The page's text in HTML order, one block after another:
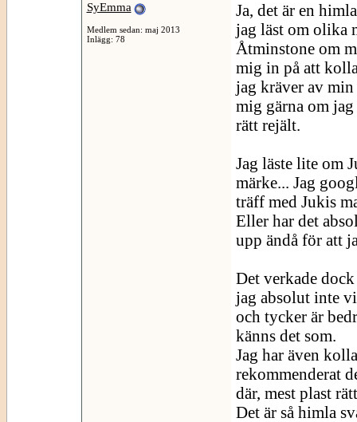
SyEmma
Medlem sedan: maj 2013
Inlägg: 78
Ja, det är en
jag läst om olika
Åtminstone om
mig in på att
jag kräver av
mig gärna om
rätt rejält.
Jag läste lite om
märke... Jag
träff med Jukis
Eller har det
upp ändå för att
Det verkade
jag absolut inte
och tycker är
känns det som.
Jag har även
rekommenderat
där, mest plast
Det är så himla